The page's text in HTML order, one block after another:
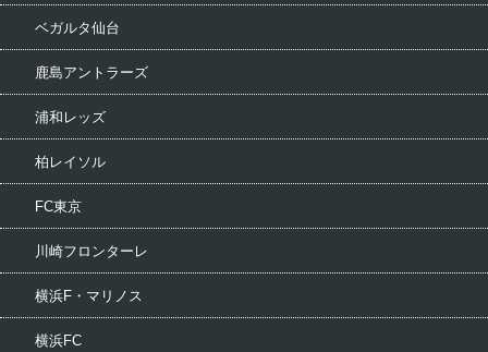
ベガルタ仙台
鹿島アントラーズ
浦和レッズ
柏レイソル
FC東京
川崎フロンターレ
横浜F・マリノス
横浜FC